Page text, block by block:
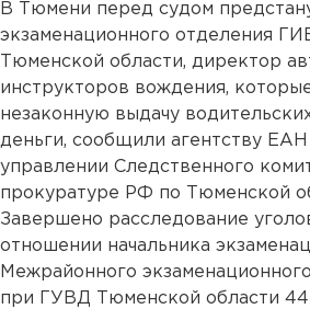
В Тюмени перед судом
экзаменационного отделения
Тюменской области, директор
инструкторов вождения,
незаконную выдачу
деньги, сообщили агентству
управлении Следственного
прокуратуре РФ по Тюменской
Завершено расследование
отношении начальника
Межрайонного
при ГУВД Тюменской области